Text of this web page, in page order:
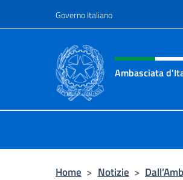
Governo Italiano
Intestazione sito,
Ambasciata
Home > Notizie >